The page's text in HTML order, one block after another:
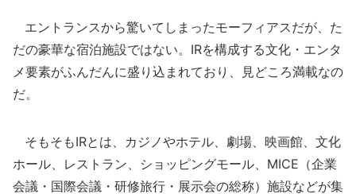
エントランスから驚いてしまったモーフィアスだが、た
だの豪華な宿泊施設ではない。IRを構成する文化・エンタ
メ要素がふんだんに盛り込まれており、見どころ満載なの
だ。
そもそもIRとは、カジノやホテル、劇場、映画館、文化
ホール、レストラン、ショッピングモール、MICE（企業
会議・国際会議・研修旅行・展示会の総称）施設などが集